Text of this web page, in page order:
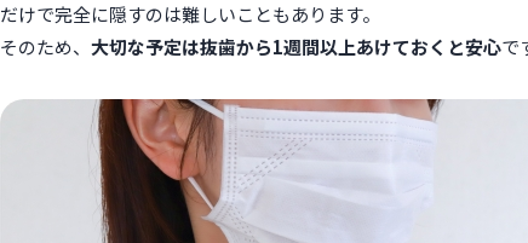
だけで完全に隠すのは難しいこともあります。
そのため、 大切な予定は抜歯から1週間以上あけておくと安心で